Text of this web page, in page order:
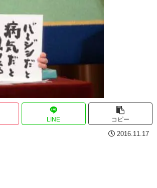
LINE コピー
2016.11.17